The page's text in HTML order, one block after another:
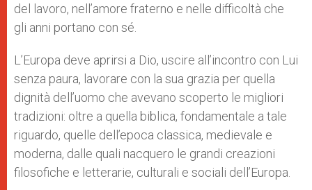
del lavoro, nell’amore fraterno e nelle difficoltà che
gli anni portano con sé.
L’Europa deve aprirsi a Dio, uscire all’incontro con Lui
senza paura, lavorare con la sua grazia per quella
dignità dell’uomo che avevano scoperto le migliori
tradizioni: oltre a quella biblica, fondamentale a tale
riguardo, quelle dell’epoca classica, medievale e
moderna, dalle quali nacquero le grandi creazioni
filosofiche e letterarie, culturali e sociali dell’Europa.